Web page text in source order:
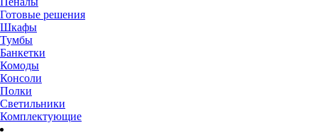
Готовые решения
Шкафы
Тумбы
Банкетки
Комоды
Консоли
Полки
Светильники
Комплектующие